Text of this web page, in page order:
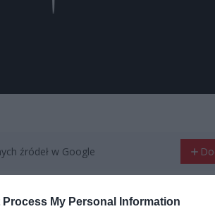
Process My Personal Information
źródeł w Google